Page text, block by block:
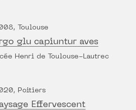
Toulouse
glu capiuntur aves
Henri de Toulouse-Lautrec
Poitiers
Effervescent